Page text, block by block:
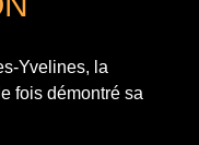
Yvelines, la
fois démontré sa